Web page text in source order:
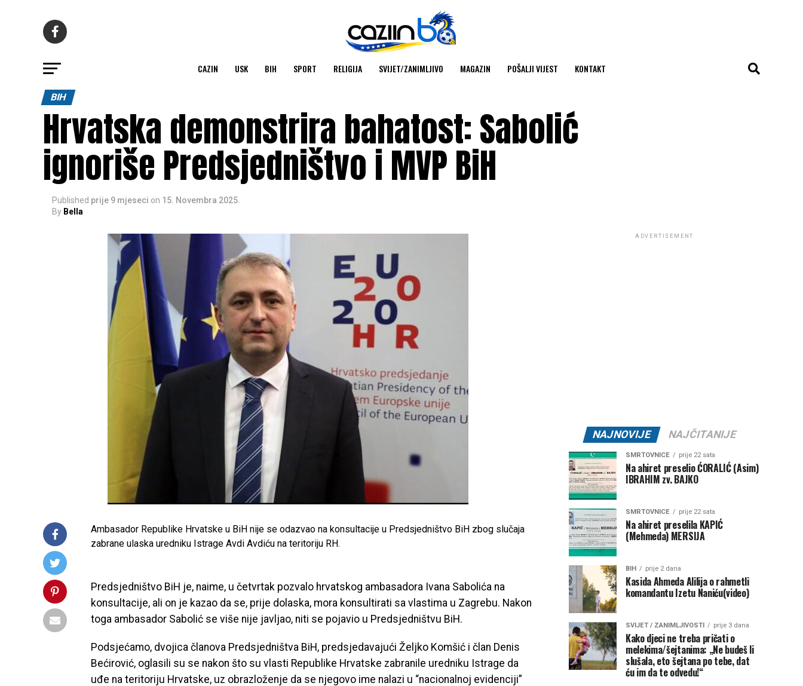
CAZIN USK BIH SPORT RELIGIJA SVIJET/ZANIMLJIVO MAGAZIN POŠALJI VIJEST KONTAKT
BIH
Hrvatska demonstrira bahatost: Sabolić
ignoriše Predsjedništvo i MVP BiH
Published prije 9 mjeseci on 15. Novembra 2025.
By Bella
Ambasador Republike Hrvatske u BiH nije se odazvao na konsultacije u Predsjedništvo BiH zbog slučaja
zabrane ulaska uredniku Istrage Avdi Avdiću na teritoriju RH.
Predsjedništvo BiH je, naime, u četvrtak pozvalo hrvatskog ambasadora Ivana Sabolića na
konsultacije, ali on je kazao da se, prije dolaska, mora konsultirati sa vlastima u Zagrebu. Nakon
toga ambasador Sabolić se više nije javljao, niti se pojavio u Predsjedništvu BiH.
Podsjećamo, dvojica članova Predsjedništva BiH, predsjedavajući Željko Komšić i član Denis
Bećirović, oglasili su se nakon što su vlasti Republike Hrvatske zabranile uredniku Istrage da
uđe na teritoriju Hrvatske, uz obrazloženje da se njegovo ime nalazi u “nacionalnoj evidenciji”
ADVERTISEMENT
NAJNOVIJE NAJČITANIJE
SMRTOVNICE prije 22 sata
Na ahiret preselio ĆORALIĆ (Asim)
IBRAHIM zv. BAJKO
SMRTOVNICE prije 22 sata
Na ahiret preselila KAPIĆ
(Mehmeda) MERSIJA
BIH prije 2 dana
Kasida Ahmeda Alilija o rahmetli
komandantu Izetu Naniću(video)
SVIJET / ZANIMLJIVOSTI prije 3 dana
Kako djeci ne treba pričati o
melekima/šejtanima: „Ne budeš li
slušala, eto šejtana po tebe, dat
ću im da te odvedu!“